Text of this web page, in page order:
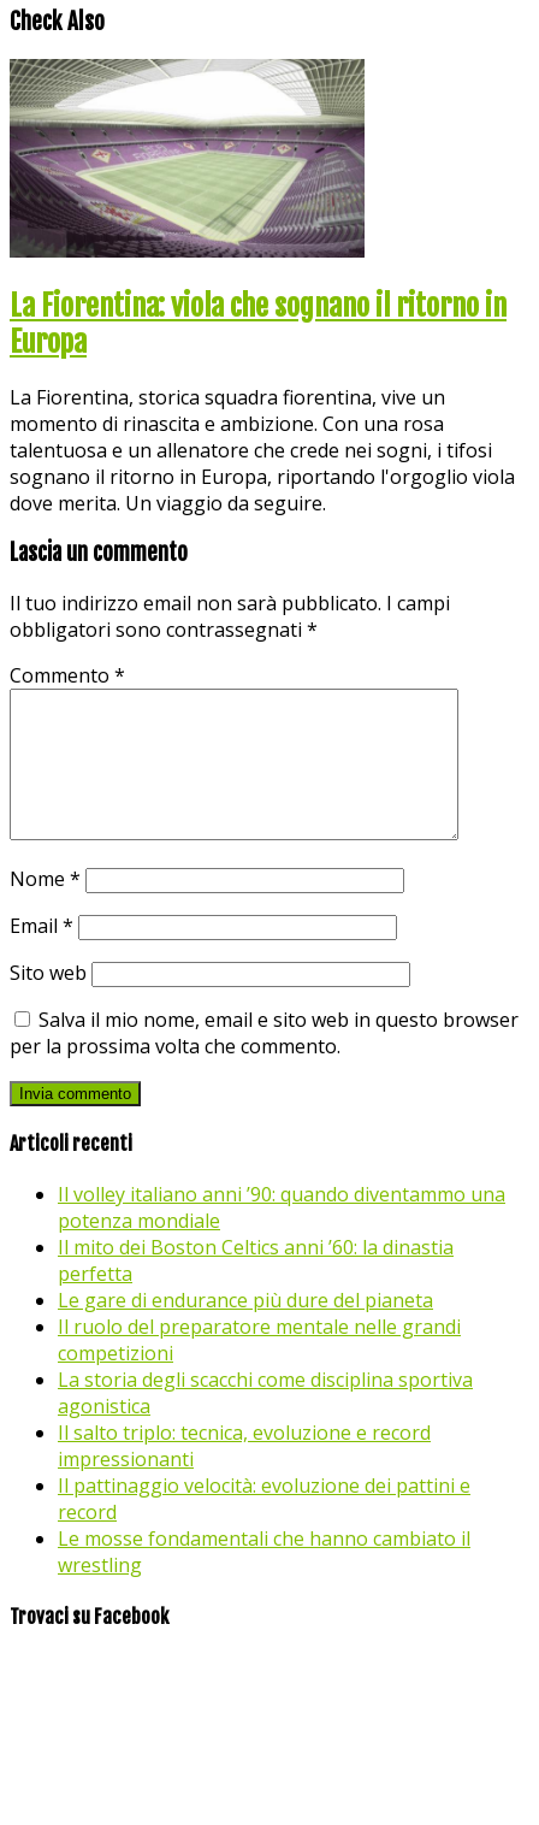
Check Also
La Fiorentina: viola che sognano il ritorno in
Europa
La Fiorentina, storica squadra fiorentina, vive un
momento di rinascita e ambizione. Con una rosa
talentuosa e un allenatore che crede nei sogni, i tifosi
sognano il ritorno in Europa, riportando l'orgoglio viola
dove merita. Un viaggio da seguire.
Lascia un commento
Il tuo indirizzo email non sarà pubblicato. I campi
obbligatori sono contrassegnati *
Commento *
Nome *
Email *
Sito web
Salva il mio nome, email e sito web in questo browser
per la prossima volta che commento.
Articoli recenti
Il volley italiano anni ’90: quando diventammo una
potenza mondiale
Il mito dei Boston Celtics anni ’60: la dinastia
perfetta
Le gare di endurance più dure del pianeta
Il ruolo del preparatore mentale nelle grandi
competizioni
La storia degli scacchi come disciplina sportiva
agonistica
Il salto triplo: tecnica, evoluzione e record
impressionanti
Il pattinaggio velocità: evoluzione dei pattini e
record
Le mosse fondamentali che hanno cambiato il
wrestling
Trovaci su Facebook